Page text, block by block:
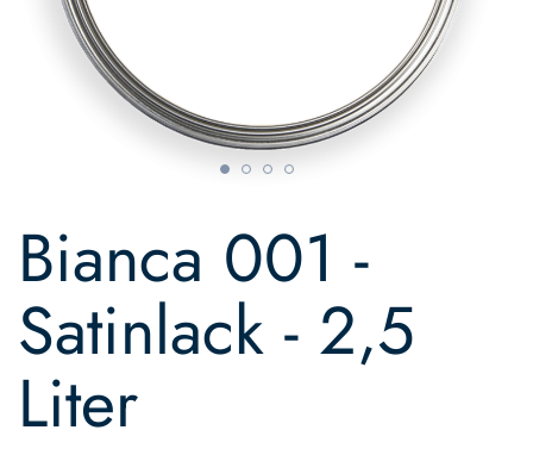
Bianca 001 -
Satinlack - 2,5
Liter
the
beginning
the
images